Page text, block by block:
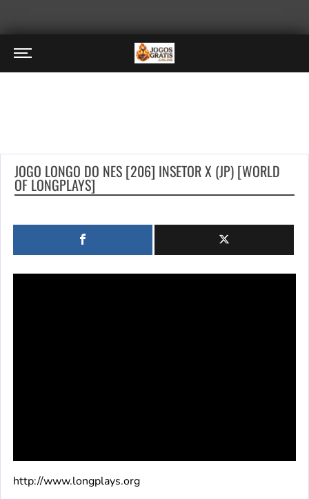
JOGO LONGO DO NES [206] INSETOR X (JP) [WORLD
OF LONGPLAYS]
http://www.longplays.org